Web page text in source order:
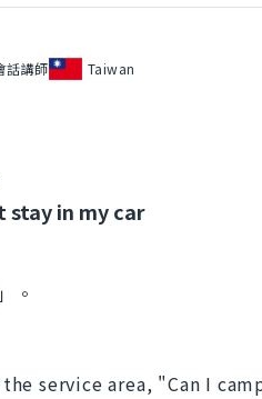
話講師
Taiwan
stay in my car
。
service area, "Can I